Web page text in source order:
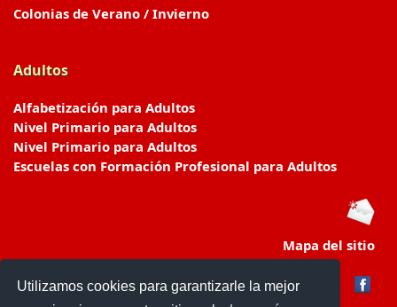
Utilizamos cookies para garantizarle la mejor
Colonias de Verano / Invierno
Adultos
Alfabetización para Adultos
Nivel Primario para Adultos
Nivel Primario para Adultos
Escuelas con Formación Profesional para Adultos
Mapa del sitio